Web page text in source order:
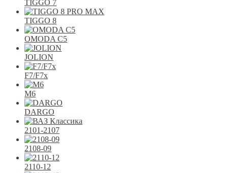
TIGGO 7
TIGGO 8
OMODA C5
JOLION
F7/F7x
M6
DARGO
2101-2107
2108-09
2110-12